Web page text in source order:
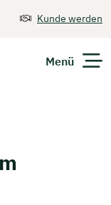
Kunde werden
Menü